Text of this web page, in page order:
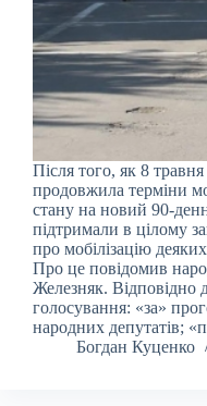
Після того, як 8
продовжила терміни
стану на новий 90-
підтримали в цілому
про мобілізацію
Про це повідомив
Железняк. Відповідно
голосування: «за»
народних депутатів;
Богдан Куценко